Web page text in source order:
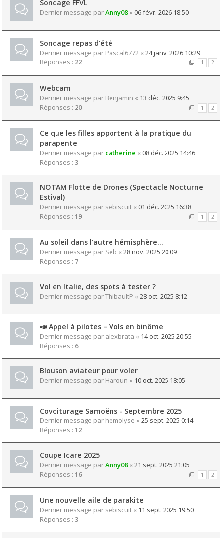
Sondage FFVL
Dernier message parAnny08« 06 févr. 2026 18:50
Sondage repas d'été
Dernier message par Pascal6772 « 24 janv. 2026 10:29
Réponses : 22 1 2
Webcam
Dernier message par Benjamin « 13 déc. 2025 9:45
Réponses : 20 1 2
Ce que les filles apportent à la pratique du
parapente
Dernier message par catherine « 08 déc. 2025 14:46
Réponses : 3
NOTAM Flotte de Drones (Spectacle Nocturne
Estival)
Dernier message par sebiscuit « 01 déc. 2025 16:38
Réponses : 19 1 2
Au soleil dans l'autre hémisphère...
Dernier message par Seb « 28 nov. 2025 20:09
Réponses : 7
Vol en Italie, des spots à tester ?
Dernier message parThibaultP « 28 oct. 2025 8:12
📣 Appel à pilotes – Vols en binôme
Dernier message par alexbrata « 14 oct. 2025 20:55
Réponses : 6
Blouson aviateur pour voler
Dernier message par Haroun « 10 oct. 2025 18:05
Covoiturage Samoëns - Septembre 2025
Dernier message par hémolyse « 25 sept. 2025 0:14
Réponses : 12
Coupe Icare 2025
Dernier message parAnny08« 21 sept. 2025 21:05
Réponses : 16 1 2
Une nouvelle aile de parakite
Dernier message par sebiscuit « 11 sept. 2025 19:50
Réponses : 3